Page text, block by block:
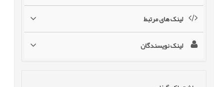
لینک های مرتبط
لینک نویسندگان